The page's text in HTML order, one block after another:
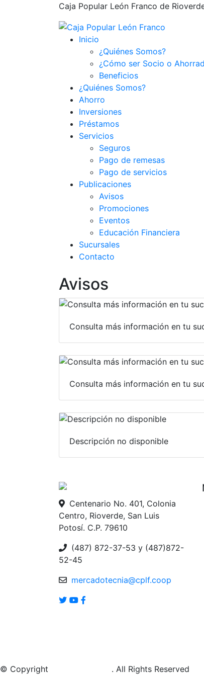
Caja Popular León Franco de
Inicio
¿Quiénes Somos?
¿Cómo ser Socio o
Beneficios
¿Quiénes Somos?
Ahorro
Inversiones
Préstamos
Servicios
Seguros
Pago de remesas
Pago de servicios
Publicaciones
Avisos
Promociones
Eventos
Educación Financiera
Sucursales
Contacto
Avisos
Consulta más información en tu
Consulta más información en tu
Descripción no disponible
Centenario No. 401, Colonia
Centro, Rioverde, San Luis
Potosí. C.P. 79610
(487) 872-37-53 y (487)872-
52-45
mercadotecnia@cplf.coop
© Copyright
. All Rights Reserved